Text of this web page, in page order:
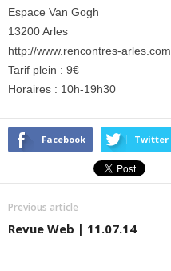
Espace Van Gogh
13200 Arles
http://www.rencontres-arles.com
Tarif plein : 9€
Horaires : 10h-19h30
Facebook Twitter
Previous article
Revue Web | 11.07.14